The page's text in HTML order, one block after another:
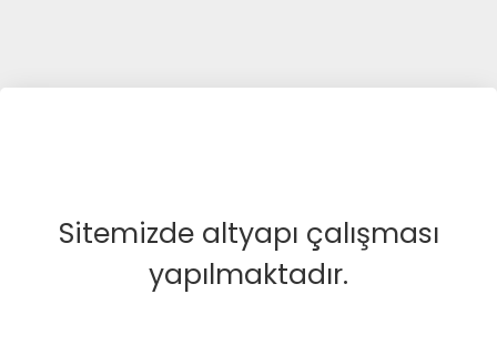
Sitemizde altyapı çalışması
yapılmaktadır.